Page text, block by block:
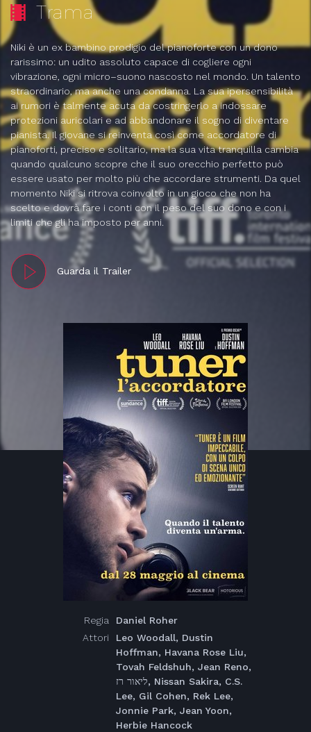
Trama
Niki è un ex bambino prodigio del pianoforte con un dono
rarissimo: un udito assoluto capace di cogliere ogni
vibrazione, ogni micro–suono nascosto nel mondo. Un talento
straordinario, ma anche una condanna. La sua ipersensibilità
ai rumori è talmente acuta da costringerlo a indossare
protezioni auricolari e ad abbandonare il sogno di diventare
pianista. Il giovane si reinventa così come accordatore di
pianoforti, preciso e solitario, ma la sua vita tranquilla cambia
quando qualcuno scopre che il suo orecchio perfetto può
essere usato per molto più che accordare strumenti. Da quel
momento Niki si ritrova coinvolto in un gioco che non ha
scelto e dovrà fare i conti con il peso del suo dono e con i
limiti che gli ha imposto per anni.
Guarda il Trailer
Regia
Daniel Roher
Attori
Leo Woodall, Dustin
Hoffman, Havana Rose Liu,
Tovah Feldshuh, Jean Reno,
ליאור רז, Nissan Sakira, C.S.
Lee, Gil Cohen, Rek Lee,
Jonnie Park, Jean Yoon,
Herbie Hancock